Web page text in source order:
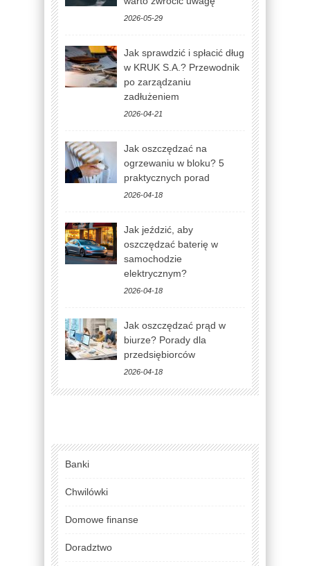
2026-05-29
Jak sprawdzić i spłacić dług
w KRUK S.A.? Przewodnik
po zarządzaniu
zadłużeniem
2026-04-21
Jak oszczędzać na
ogrzewaniu w bloku? 5
praktycznych porad
2026-04-18
Jak jeździć, aby
oszczędzać baterię w
samochodzie
elektrycznym?
2026-04-18
Jak oszczędzać prąd w
biurze? Porady dla
przedsiębiorców
2026-04-18
Banki
Chwilówki
Domowe finanse
Doradztwo